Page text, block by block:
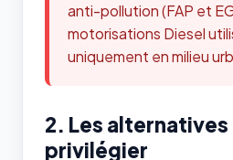
anti-pollution (FAP et
motorisations Diesel
uniquement en milieu
2. Les alternatives
privilégier